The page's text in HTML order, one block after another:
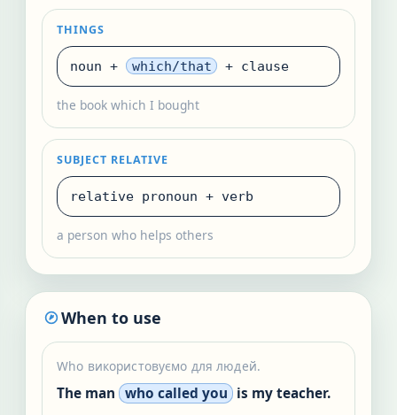
THINGS
noun + which/that + clause
the book which I bought
SUBJECT RELATIVE
relative pronoun + verb
a person who helps others
When to use
Who використовуємо для людей.
The man who called you is my teacher.